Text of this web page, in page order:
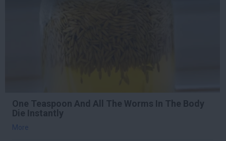
One Teaspoon And All The Worms In The Body
Die Instantly
More